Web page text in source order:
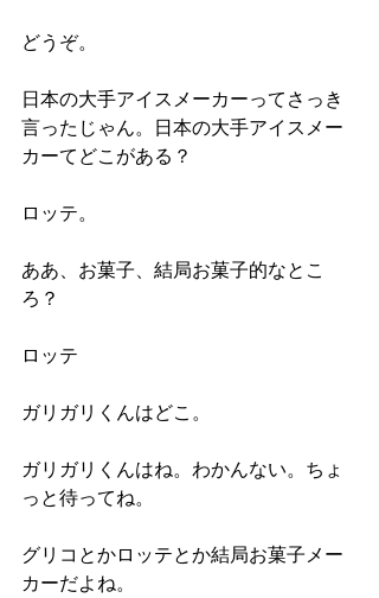
どうぞ。
日本の大手アイスメーカーってさっき
言ったじゃん。日本の大手アイスメー
カーてどこがある？
ロッテ。
ああ、お菓子、結局お菓子的なとこ
ろ？
ロッテ
ガリガリくんはどこ。
ガリガリくんはね。わかんない。ちょ
っと待ってね。
グリコとかロッテとか結局お菓子メー
カーだよね。